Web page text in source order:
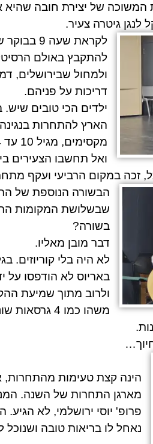
המשוכה של יצירת חובה שהיא
לנגן גיטרה צעיר.
לקראת
להתקבץ באולם
ולמחול שבירושלים,
דריכות על פניהם.
ילדים הכי טובים שיש.
הארץ להתחרות
מקסימים, מגיל 10 עד 14.
ואל תחשבו הצעירים
הבשורה הנוספת של
שבשלושת המקומות
בשורה?
דבר מובן מאליו.
לא היה בלי קוריוזים.
באריוסלא הודפסו על
ולרוב מתוך שמיעת
משהו כמו 4
הינה קצת טעימות מהתחרות,
מארגן התחרות של השנה.
פרופ' יוסי ירושלמי, לא הגיע.
נאחל לו בריאות טובה